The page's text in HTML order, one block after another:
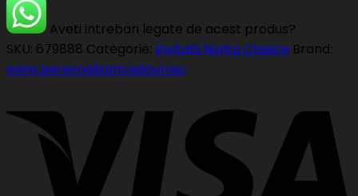
Aveti intrebari legate de acest produs?
SKU: 679888 Categorie: Invitatii Nunta Clasice Brand:
www.personalizaricadouri.eu